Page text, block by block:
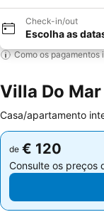
Check-in/out
Escolha as
Como os pagamentos
Villa Do
Casa/apartamento
de € 120
Consulte os preços
de € 120
Consulte os preços